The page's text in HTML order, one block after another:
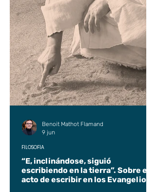
“E, inclinándose, siguió
escribiendo en la tierra”. Sobre el
acto de escribir en los Evangelios.
FILOSOFÍA
Benoit Mathot Flamand
9 jun